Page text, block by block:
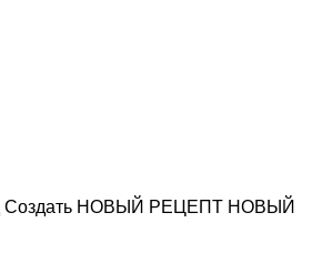
Создать НОВЫЙ РЕЦЕПТ НОВЫЙ